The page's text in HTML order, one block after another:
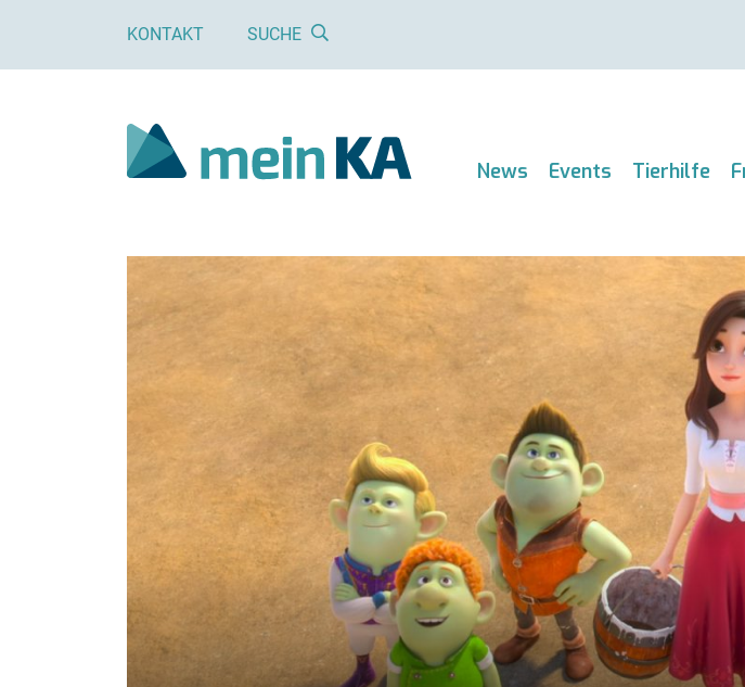
KONTAKT SUCHE
News Events Tierhilfe